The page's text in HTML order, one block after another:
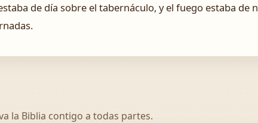
de día sobre el tabernáculo, y el fuego estaba de
la Biblia contigo a todas partes.